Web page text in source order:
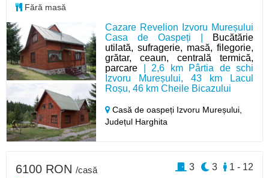
Cazare Revelion Izvoru Mureșului
Casa de Oaspeți |
Bucătărie
utilată, sufragerie, masă, filegorie,
grătar, ceaun, centrală termică,
parcare | 2,6 km Pârtia de schi
Izvoru Mureșului, 43 km Lacul
Roșu, 46 km Cheile Bicazului
Casă de oaspeți Izvoru Mureșului,
Județul Harghita
Fără masă
6100 RON /casă 1 - 12
3
3